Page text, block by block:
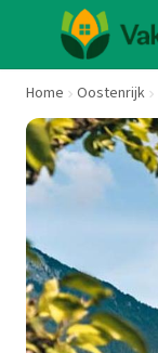
Home Oostenrijk